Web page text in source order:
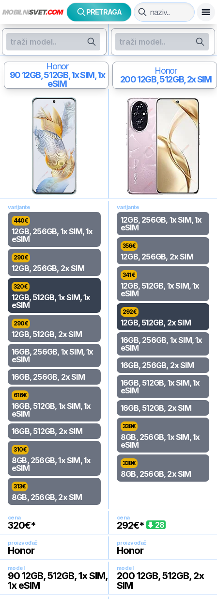
MOBILNISVET.COM PRETRAGA
Honor
9012GB, 512GB, 1x SIM, 1x
eSIM
Honor
20012GB, 512GB, 2x SIM
varijante
440€
12GB, 256GB, 1x SIM, 1x
eSIM
290€
12GB, 256GB, 2x SIM
320€
12GB, 512GB, 1x SIM, 1x
eSIM
290€
12GB, 512GB, 2x SIM
16GB, 256GB, 1x SIM, 1x
eSIM
16GB, 256GB, 2x SIM
616€
16GB, 512GB, 1x SIM, 1x
eSIM
16GB, 512GB, 2x SIM
310€
8GB, 256GB, 1x SIM, 1x
eSIM
313€
8GB, 256GB, 2x SIM
varijante
12GB, 256GB, 1x SIM, 1x
eSIM
356€
12GB, 256GB, 2x SIM
341€
12GB, 512GB, 1x SIM, 1x
eSIM
292€
12GB, 512GB, 2x SIM
16GB, 256GB, 1x SIM, 1x
eSIM
16GB, 256GB, 2x SIM
16GB, 512GB, 1x SIM, 1x
eSIM
16GB, 512GB, 2x SIM
338€
8GB, 256GB, 1x SIM, 1x
eSIM
338€
8GB, 256GB, 2x SIM
cena
320€*
cena
292€* 28
proizvođač
Honor
proizvođač
Honor
model
90 12GB, 512GB, 1x SIM,
1x eSIM
model
200 12GB, 512GB, 2x
SIM